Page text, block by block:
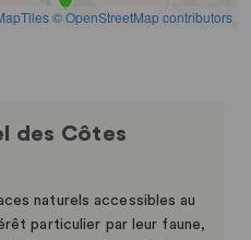
des Côtes
naturels accessibles au
particulier par leur faune,